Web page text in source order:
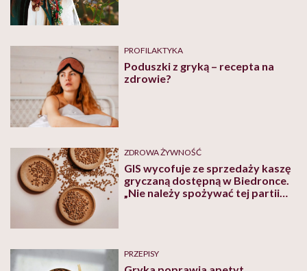
PROFILAKTYKA
Poduszki z gryką – recepta na
zdrowie?
ZDROWA ŻYWNOŚĆ
GIS wycofuje ze sprzedaży kaszę
gryczaną dostępną w Biedronce.
„Nie należy spożywać tej partii
PRZEPISY